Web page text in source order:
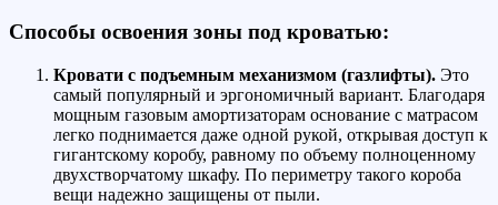
Способы освоения зоны под кроватью:
Кровати с подъемным механизмом (газлифты). Это
самый популярный и эргономичный вариант. Благодаря
мощным газовым амортизаторам основание с матрасом
легко поднимается даже одной рукой, открывая доступ к
гигантскому коробу, равному по объему полноценному
двухстворчатому шкафу. По периметру такого короба
вещи надежно защищены от пыли.